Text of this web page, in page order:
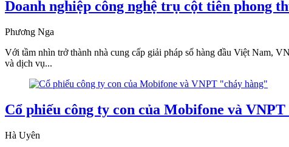
Doanh nghiệp công nghệ trụ cột tiên phong
Phương Nga
Với tầm nhìn trở thành nhà cung cấp giải pháp số hàng đầu Việt Nam,
và dịch vụ...
Cổ phiếu công ty con của Mobifone và
Hà Uyên